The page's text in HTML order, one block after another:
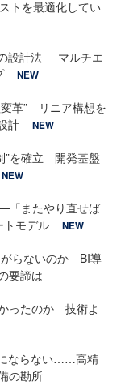
トを最適化してい
設計法──マルチエ
NEW
変革” リニア構想を
計
NEW
”を確立 開発基盤
NEW
「またやり直せば
トモデル
NEW
がらないのか BI導
要諦は
ったのか 技術よ
ならない……高精
の勘所